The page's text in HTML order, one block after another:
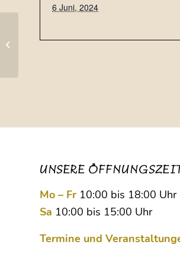
6 Juni, 2024
UNSERE
Mo – Fr 10:00 bis 18:00 Uhr
Sa 10:00 bis 15:00 Uhr
Termine und